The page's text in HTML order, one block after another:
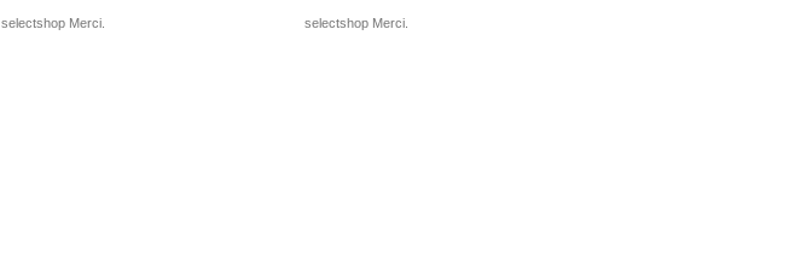
selectshop Merci. selectshop Merci.